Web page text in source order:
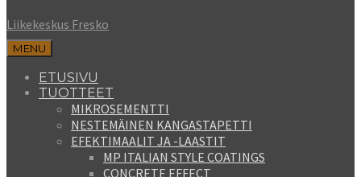
Liikekeskus Fresko
MENU
ETUSIVU
TUOTTEET
MIKROSEMENTTI
NESTEMÄINEN KANGASTAPETTI
EFEKTIMAALIT JA -LAASTIT
MP ITALIAN STYLE COATINGS
CONCRETE EFFECT